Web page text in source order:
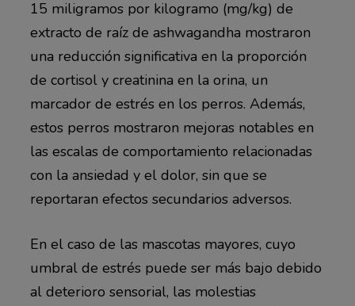
15 miligramos por kilogramo (mg/kg) de
extracto de raíz de ashwagandha mostraron
una reducción significativa en la proporción
de cortisol y creatinina en la orina, un
marcador de estrés en los perros. Además,
estos perros mostraron mejoras notables en
las escalas de comportamiento relacionadas
con la ansiedad y el dolor, sin que se
reportaran efectos secundarios adversos.
En el caso de las mascotas mayores, cuyo
umbral de estrés puede ser más bajo debido
al deterioro sensorial, las molestias